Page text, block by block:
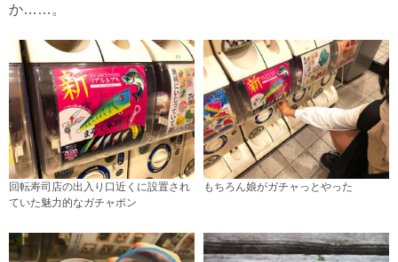
か……。
回転寿司店の出入り口近くに設置され
ていた魅力的なガチャポン
もちろん娘がガチャっとやった